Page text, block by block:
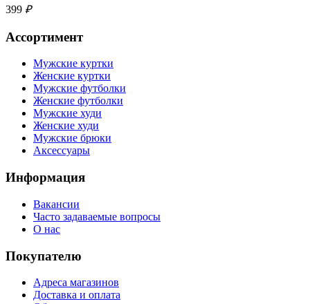
399 ₽
Ассортимент
Мужские куртки
Женские куртки
Мужские футболки
Женские футболки
Мужские худи
Женские худи
Мужские брюки
Аксессуары
Информация
Вакансии
Часто задаваемые вопросы
О нас
Покупателю
Адреса магазинов
Доставка и оплата